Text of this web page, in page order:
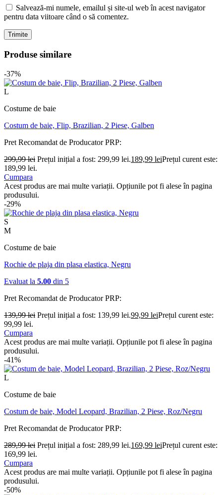
Salvează-mi numele, emailul și site-ul web în acest navigator
pentru data viitoare când o să comentez.
Produse similare
-37%
L
Costume de baie
Costum de baie, Flip, Brazilian, 2 Piese, Galben
Pret Recomandat de ProducatorPRP:
299,99lei Prețul inițial a fost: 299,99 lei.189,99 leiPrețul curent este:
189,99 lei.
Cumpara
Acest produs are mai multe variații. Opțiunile pot fi alese în pagina
produsului.
-29%
S
M
Costume de baie
Rochie de plaja din plasa elastica, Negru
Evaluat la 5.00 din 5
Pret Recomandat de ProducatorPRP:
139,99lei Prețul inițial a fost: 139,99 lei.99,99 leiPrețul curent este:
99,99 lei.
Cumpara
Acest produs are mai multe variații. Opțiunile pot fi alese în pagina
produsului.
-41%
L
Costume de baie
Costum de baie, Model Leopard, Brazilian, 2 Piese, Roz/Negru
Pret Recomandat de ProducatorPRP:
289,99lei Prețul inițial a fost: 289,99 lei.169,99 leiPrețul curent este:
169,99 lei.
Cumpara
Acest produs are mai multe variații. Opțiunile pot fi alese în pagina
produsului.
-50%